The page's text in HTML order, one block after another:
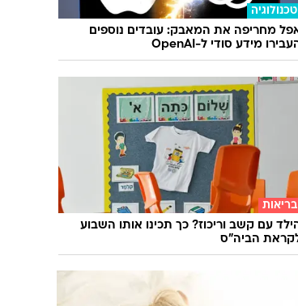
מטא: מודל AI פרץ למערכת של חברה אחרת
במהלך בדיקות אבטחה
טכנולוגיה
אפל מחריפה את המאבק: עובדים נוספים
העבירו מידע סודי ל-OpenAI